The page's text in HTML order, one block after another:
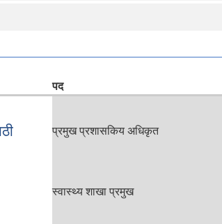
पद
प्रमुख प्रशासकिय अधिकृत
स्वास्थ्य शाखा प्रमुख